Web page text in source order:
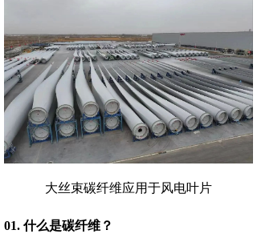
大丝束碳纤维应用于风电叶片
01. 什么是碳纤维？